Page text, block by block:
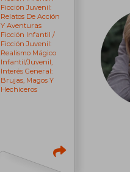
Ficción Juvenil:
Relatos De Acción
Y Aventuras
Ficción Infantil /
Ficción Juvenil:
Realismo Mágico
Infantil/juvenil,
Interés General:
Brujas, Magos Y
Hechiceros